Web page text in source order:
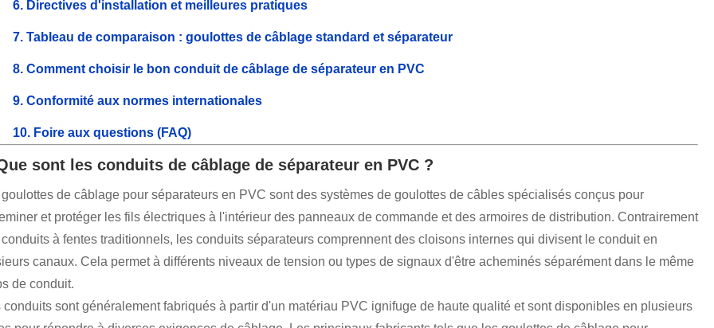
6. Directives d'installation et meilleures pratiques
7. Tableau de comparaison : goulottes de câblage standard et séparateur
8. Comment choisir le bon conduit de câblage de séparateur en PVC
9. Conformité aux normes internationales
10. Foire aux questions (FAQ)
sont les conduits de câblage de séparateur en PVC ?
de câblage pour séparateurs en PVC sont des systèmes de goulottes de câbles spécialisés conçus pour
et protéger les fils électriques à l'intérieur des panneaux de commande et des armoires de distribution. Contrairement
à fentes traditionnels, les conduits séparateurs comprennent des cloisons internes qui divisent le conduit en
canaux. Cela permet à différents niveaux de tension ou types de signaux d'être acheminés séparément dans le même
de conduit.
conduits sont généralement fabriqués à partir d'un matériau PVC ignifuge de haute qualité et sont disponibles en plusieurs